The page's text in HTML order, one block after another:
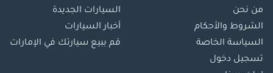
من نحن
الشروط والأحكام
السياسة الخاصة
تسجيل دخول
السيارات الجديدة
أخبار السيارات
قم ببيع سيارتك في الإمارات